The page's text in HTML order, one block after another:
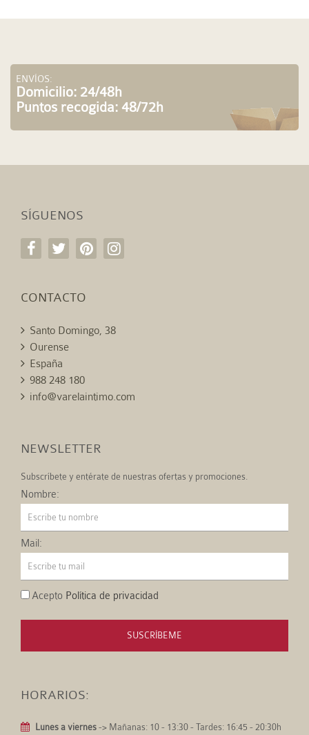
ENVÍOS:
Domicilio: 24/48h
Puntos recogida: 48/72h
SÍGUENOS
CONTACTO
Santo Domingo, 38
Ourense
España
988 248 180
info@varelaintimo.com
NEWSLETTER
Subscríbete y entérate de nuestras ofertas y promociones.
Nombre:
Mail:
Acepto Política de privacidad
SUSCRÍBEME
HORARIOS:
Lunes a viernes -> Mañanas: 10 - 13:30 - Tardes: 16:45 - 20:30h